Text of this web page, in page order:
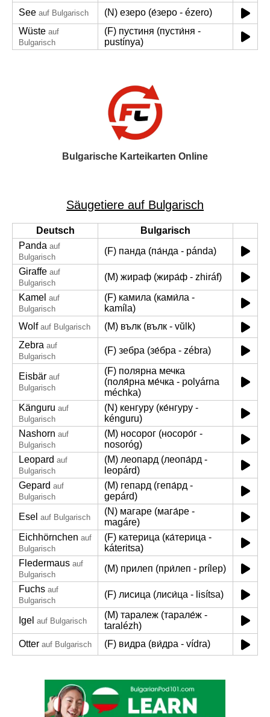
See auf Bulgarisch
(N) езеро (е́зеро - ézero)
Wüste auf
Bulgarisch
(F) пустиня (пусти́ня -
pustínya)
Bulgarische Karteikarten Online
Säugetiere auf Bulgarisch
Deutsch
Bulgarisch
Panda auf
Bulgarisch
(F) панда (па́нда - pánda)
Giraffe auf
Bulgarisch
(M) жираф (жира́ф - zhiráf)
Kamel auf
Bulgarisch
(F) камила (ками́ла -
kamíla)
Wolf auf Bulgarisch
(M) вълк (вълк - vŭlk)
Zebra auf
Bulgarisch
(F) зебра (зе́бра - zébra)
Eisbär auf
Bulgarisch
(F) полярна мечка
(поля́рна ме́чка - polyárna
méchka)
Känguru auf
Bulgarisch
(N) кенгуру (ке́нгуру -
kénguru)
Nashorn auf
Bulgarisch
(M) носорог (носоро́г -
nosoróg)
Leopard auf
Bulgarisch
(M) леопард (леопа́рд -
leopárd)
Gepard auf
Bulgarisch
(M) гепард (гепа́рд -
gepárd)
Esel auf Bulgarisch
(N) магаре (мага́ре -
magáre)
Eichhörnchen auf
Bulgarisch
(F) катерица (ка́терица -
káteritsa)
Fledermaus auf
Bulgarisch
(M) прилеп (при́леп - prílep)
Fuchs auf
Bulgarisch
(F) лисица (лиси́ца - lisítsa)
Igel auf Bulgarisch
(M) таралеж (тарале́ж -
taralézh)
Otter auf Bulgarisch (F) видра (ви́дра - vídra)